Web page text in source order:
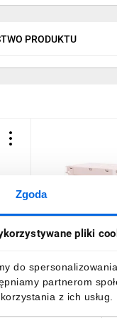
Zgoda
pliki
do
partnerom
z ich
PRODUKTU
Zestyki
montaż czołowy
78,45 zł